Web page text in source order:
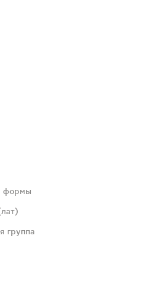
на одной стороне и 25 на
формы
группа